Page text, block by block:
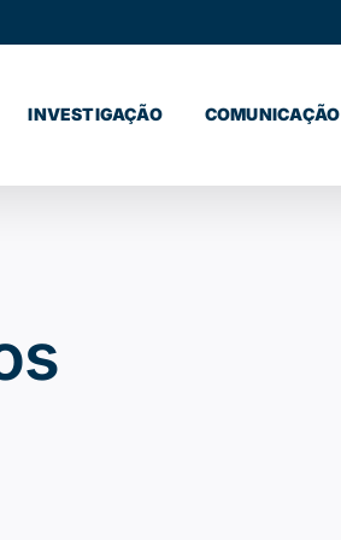
INVESTIGAÇÃO COMUNICAÇÃO